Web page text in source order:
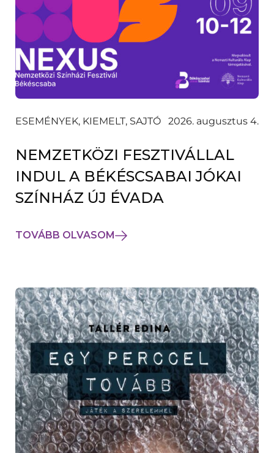
ESEMÉNYEK, KIEMELT, SAJTÓ 2026. augusztus 4.
NEMZETKÖZI FESZTIVÁLLAL
INDUL A BÉKÉSCSABAI JÓKAI
SZÍNHÁZ ÚJ ÉVADA
TOVÁBB OLVASOM